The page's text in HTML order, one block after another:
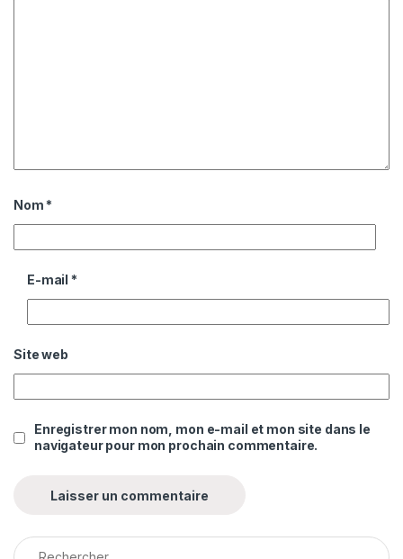
Nom *
E-mail *
Site web
Enregistrer mon nom, mon e-mail et mon site dans le
navigateur pour mon prochain commentaire.
Rechercher :